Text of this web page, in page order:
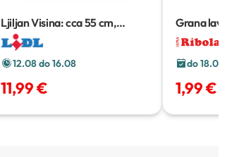
LjiljanVisina: cca 55 cm,
Promjer: cca 19 cm
12.08 do 16.08
11,99 €
Grana
do 18.08
1,99 €